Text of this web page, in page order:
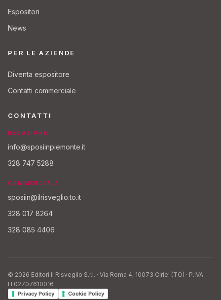
Espositori
News
PER LE AZIENDE
Diventa espositore
Contatti commerciale
CONTATTI
REDAZIONE
info@sposiinpiemonte.it
328 747 5288
COMMERCIALE
sposiin@ilrisveglio.to.it
328 017 8264
328 085 4406
© 2026 Editori Il Risveglio S.r.l. · Via Roma 4, 10073 Cirie' (TO) · P.IVA
IT02707610016
Privacy Policy Cookie Policy